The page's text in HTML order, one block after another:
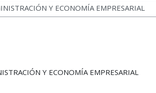
Y ECONOMÍA EMPRESARIAL